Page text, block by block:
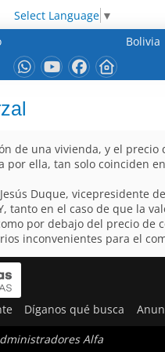
Select Language ▼
Bolivia
de una vivienda, y el precio
por ella, tan solo coinciden
Duque, vicepresidente
tanto en el caso de que la
por debajo del precio de
inconvenientes para el
Díganos qué busca
Alfa